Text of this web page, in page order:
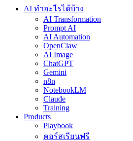
AI ทำอะไรได้บ้าง
AI Transformation
Prompt AI
AI Automation
OpenClaw
AI Image
ChatGPT
Gemini
n8n
NotebookLM
Claude
Training
Products
Playbook
คอร์สเรียนฟรี